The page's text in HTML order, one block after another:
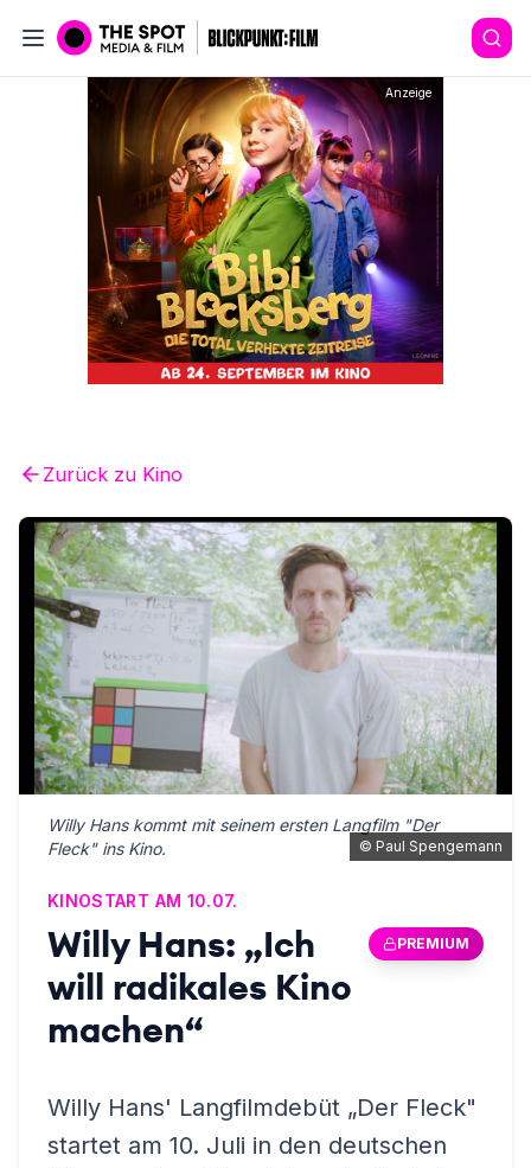
Anzeige
Zurück zu Kino
© Paul Spengemann
Willy Hans kommt mit seinem ersten Langfilm "Der
Fleck" ins Kino.
KINOSTART AM 10.07.
Willy Hans: „Ich
will radikales Kino
machen“
PREMIUM
Willy Hans' Langfilmdebüt „Der Fleck"
startet am 10. Juli in den deutschen